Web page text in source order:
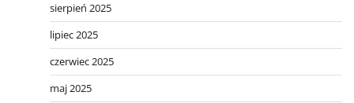
sierpień 2025
lipiec 2025
czerwiec 2025
maj 2025